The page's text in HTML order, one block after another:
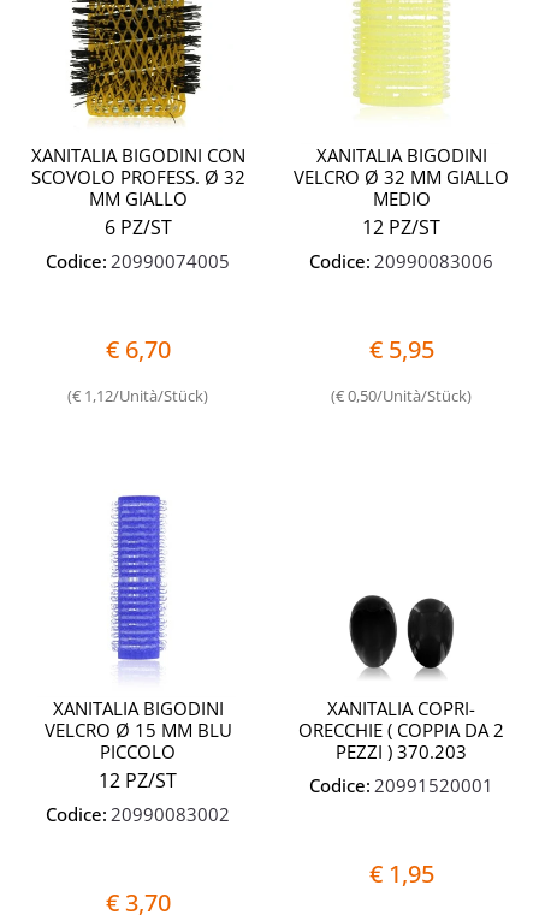
XANITALIA BIGODINI CON
SCOVOLO PROFESS. Ø 32
MM GIALLO
6 PZ/ST
Codice: 20990074005
€ 6,70
(€ 1,12/Unità/Stück)
XANITALIA BIGODINI
VELCRO Ø 32 MM GIALLO
MEDIO
12 PZ/ST
Codice: 20990083006
€ 5,95
(€ 0,50/Unità/Stück)
XANITALIA BIGODINI
VELCRO Ø 15 MM BLU
PICCOLO
12 PZ/ST
Codice: 20990083002
€ 3,70
XANITALIA COPRI-
ORECCHIE ( COPPIA DA 2
PEZZI ) 370.203
Codice: 20991520001
€ 1,95